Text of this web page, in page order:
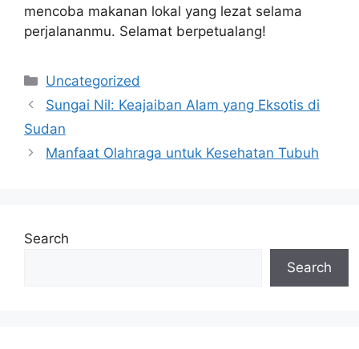
mencoba makanan lokal yang lezat selama
perjalananmu. Selamat berpetualang!
Categories
Uncategorized
Sungai Nil: Keajaiban Alam yang Eksotis di
Sudan
Manfaat Olahraga untuk Kesehatan Tubuh
Search
Search